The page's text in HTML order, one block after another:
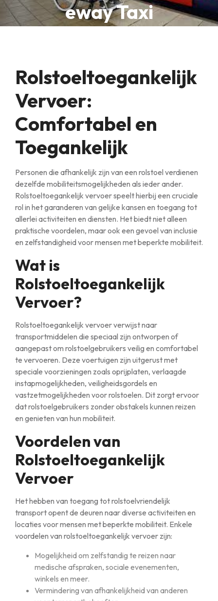
eway Taxi
Rolstoeltoegankelijk
Vervoer:
Comfortabel en
Toegankelijk
Personen die afhankelijk zijn van een rolstoel verdienen
dezelfde mobiliteitsmogelijkheden als ieder ander.
Rolstoeltoegankelijk vervoer speelt hierbij een cruciale
rol in het garanderen van gelijke kansen en toegang tot
allerlei activiteiten en diensten. Het biedt niet alleen
praktische voordelen, maar ook een gevoel van inclusie
en zelfstandigheid voor mensen met beperkte mobiliteit.
Wat is
Rolstoeltoegankelijk
Vervoer?
Rolstoeltoegankelijk vervoer verwijst naar
transportmiddelen die speciaal zijn ontworpen of
aangepast om rolstoelgebruikers veilig en comfortabel
te vervoeren. Deze voertuigen zijn uitgerust met
speciale voorzieningen zoals oprijplaten, verlaagde
instapmogelijkheden, veiligheidsgordels en
vastzetmogelijkheden voor rolstoelen. Dit zorgt ervoor
dat rolstoelgebruikers zonder obstakels kunnen reizen
en genieten van hun mobiliteit.
Voordelen van
Rolstoeltoegankelijk
Vervoer
Het hebben van toegang tot rolstoelvriendelijk
transport opent de deuren naar diverse activiteiten en
locaties voor mensen met beperkte mobiliteit. Enkele
voordelen van rolstoeltoegankelijk vervoer zijn:
Mogelijkheid om zelfstandig te reizen naar
medische afspraken, sociale evenementen,
winkels en meer.
Vermindering van afhankelijkheid van anderen